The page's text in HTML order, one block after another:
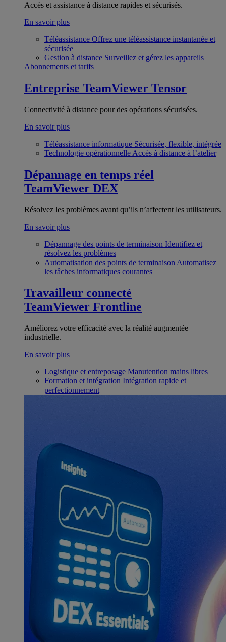
Accès et assistance à distance rapides et sécurisés.
En savoir plus
Téléassistance Offrez une téléassistance instantanée et
sécurisée
Gestion à distance Surveillez et gérez les appareils
Abonnements et tarifs
Entreprise TeamViewer Tensor
Connectivité à distance pour des opérations sécurisées.
En savoir plus
Téléassistance informatique Sécurisée, flexible, intégrée
Technologie opérationnelle Accès à distance à l’atelier
Dépannage en temps réel
TeamViewer DEX
Résolvez les problèmes avant qu’ils n’affectent les utilisateurs.
En savoir plus
Dépannage des points de terminaison Identifiez et
résolvez les problèmes
Automatisation des points de terminaison Automatisez
les tâches informatiques courantes
Travailleur connecté
TeamViewer Frontline
Améliorez votre efficacité avec la réalité augmentée
industrielle.
En savoir plus
Logistique et entreposage Manutention mains libres
Formation et intégration Intégration rapide et
perfectionnement